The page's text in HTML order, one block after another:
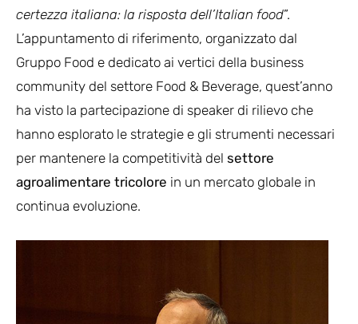
certezza italiana: la risposta dell’Italian food”.
L’appuntamento di riferimento, organizzato dal
Gruppo Food e dedicato ai vertici della business
community del settore Food & Beverage, quest’anno
ha visto la partecipazione di speaker di rilievo che
hanno esplorato le strategie e gli strumenti necessari
per mantenere la competitività del settore
agroalimentare tricolore in un mercato globale in
continua evoluzione.